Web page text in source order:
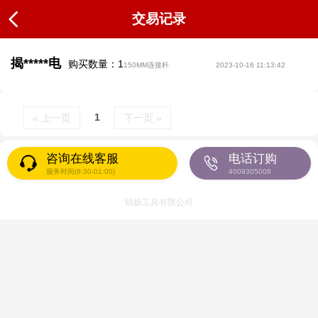
交易记录
揭*****电 购买数量：1 150MM连接杆 2023-10-16 11:13:42
« 上一页 1 下一页 »
咨询在线客服
服务时间(8:30-01:00)
电话订购
4009305008
锦扬工具有限公司